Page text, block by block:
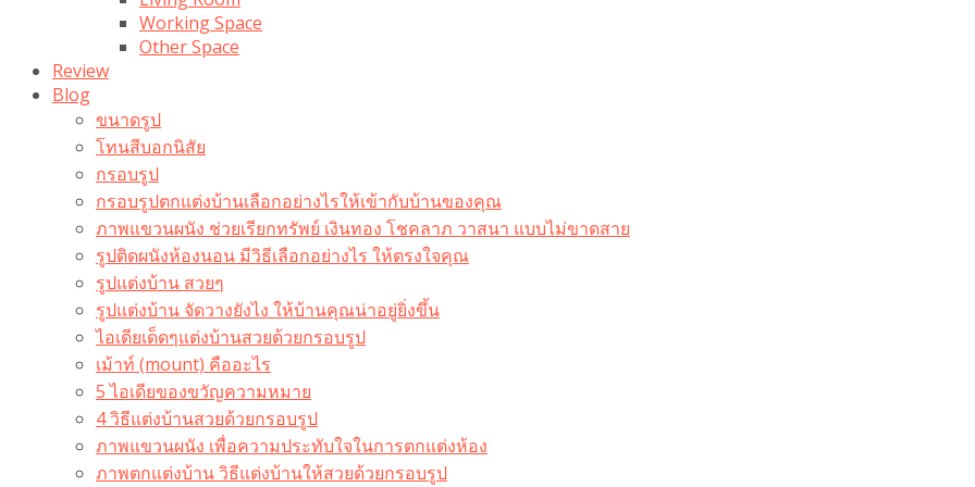
Working Space
Other Space
Review
Blog
ขนาดรูป
โทนสีบอกนิสัย
กรอบรูป
กรอบรูปตกแต่งบ้านเลือกอย่างไรให้เข้ากับบ้านของคุณ
ภาพแขวนผนัง ช่วยเรียกทรัพย์ เงินทอง โชคลาภ วาสนา แบบไม่ขาดสาย
รูปติดผนังห้องนอน มีวิธีเลือกอย่างไร ให้ตรงใจคุณ
รูปแต่งบ้าน สวยๆ
รูปแต่งบ้าน จัดวางยังไง ให้บ้านคุณน่าอยู่ยิ่งขึ้น
ไอเดียเด็ดๆแต่งบ้านสวยด้วยกรอบรูป
เม้าท์ (mount) คืออะไร​
5 ไอเดียของขวัญความหมาย
4 วิธีแต่งบ้านสวยด้วยกรอบรูป
ภาพแขวนผนัง เพื่อความประทับใจในการตกแต่งห้อง
ภาพตกแต่งบ้าน วิธีแต่งบ้านให้สวยด้วยกรอบรูป